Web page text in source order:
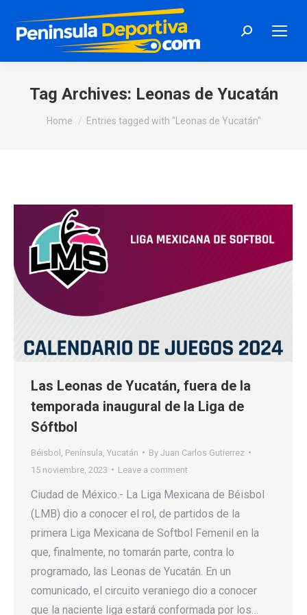
Search:
Tag Archives: Leonas de Yucatán
You are here:
Home Entries tagged with "Leonas de Yucatán"
Las Leonas de Yucatán, fuera de la
temporada inaugural de la Liga de
Sóftbol
Béisbol Península Yucatán By Juan Carlos Gutierrez
15 noviembre, 2023
Leave a comment
Ciudad de México.- La Liga Mexicana de Béisbol
(LMB) dio a conocer el rol, de partidos de la
primera Liga Mexicana de Softbol Femenil en la
que, finalmente, no tomarán parte, contra lo
programado, las Leonas de Yucatán. En un
comunicado, el circuito veraniego dio a conocer
que la naciente liga estará conformada por los…